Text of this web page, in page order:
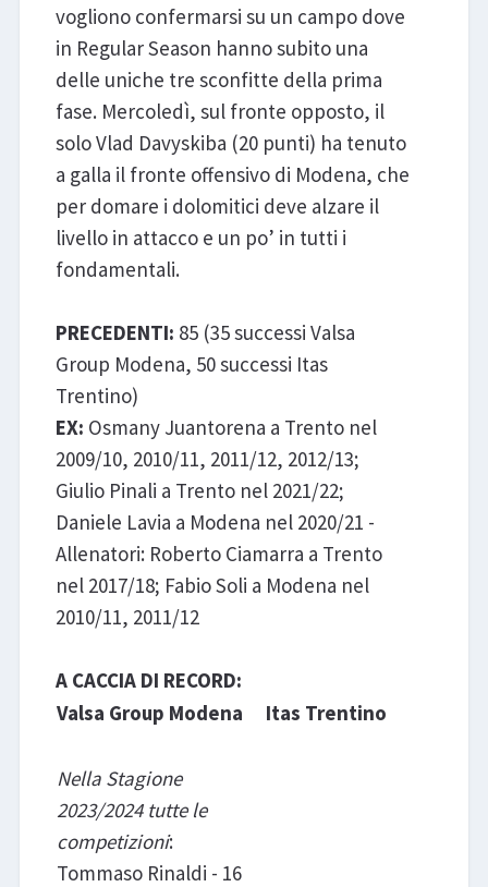
vogliono confermarsi su un campo dove
in Regular Season hanno subito una
delle uniche tre sconfitte della prima
fase. Mercoledì, sul fronte opposto, il
solo Vlad Davyskiba (20 punti) ha tenuto
a galla il fronte offensivo di Modena, che
per domare i dolomitici deve alzare il
livello in attacco e un po’ in tutti i
fondamentali.
PRECEDENTI: 85 (35 successi Valsa
Group Modena, 50 successi Itas
Trentino)
EX: Osmany Juantorena a Trento nel
2009/10, 2010/11, 2011/12, 2012/13;
Giulio Pinali a Trento nel 2021/22;
Daniele Lavia a Modena nel 2020/21 -
Allenatori: Roberto Ciamarra a Trento
nel 2017/18; Fabio Soli a Modena nel
2010/11, 2011/12
A CACCIA DI RECORD:
Valsa Group Modena
Itas Trentino
Nella Stagione
2023/2024 tutte le
competizioni:
Tommaso Rinaldi - 16